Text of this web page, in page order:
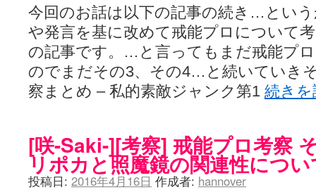
らぎこのだらだら日記帳 - 咲 -saki- / 咲アンテナ杯お疲れ様でした(半
考える凡人 / [咲-Saki-]姉帯豊音の能力考察―暦占という仮説―
(04:47)
まいるーむ / よく分かる、有珠山高校！（キャラについてひたすら語
プンスコ！ 野依日和！ - 咲-Saki- / 小蒔「渚のあわあわダブリィレイ
Ethanの色々ゆるじゃん不敗神話 - 咲-Saki- / 哲学的に考えてみる園城
幸咲良し / コメ返しその他
(08:27)
咲の仮blog / 和ちゃん (12:02)
もれ日和 / 一ちゃんのフィギュアと聞いたので (08:30)
すばらな人生 / 全国編終了！ ところで、すばら先輩はどれくらい出
ハッちゃんの四喜和 - 咲-Saki- / 咲-Saki-全国編 第13話 最終回かぁ
音楽と、人生と、 咲-saki-と。 - 咲-Saki- / こっそり休止、こっそり
ぐりーん哩 - 咲-Saki- / ネリー「ネリーはお金が要るの」
今回のお話は以下の記事の続き…とい
や発言を基に改めて戒能プロについて
の記事です。…と言ってもまだ戒能プ
のでまだその3、その4…と続いていき
察まとめ – 私的素敵ジャンク第1 続き
[咲-Saki-][考察] 戒能プロ考察
リポカと照魔鏡の関連性につ
投稿日: 2016年4月16日 作成者: hannover